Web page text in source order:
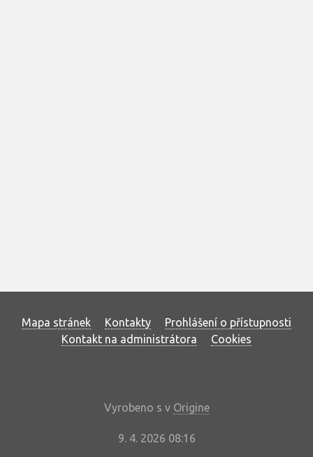
Mapa stránek Kontakty
Prohlášení o přístupnosti
Kontakt na administrátora
Cookies
Vyrobeno s v Origine
9. 4. 2026 08:16